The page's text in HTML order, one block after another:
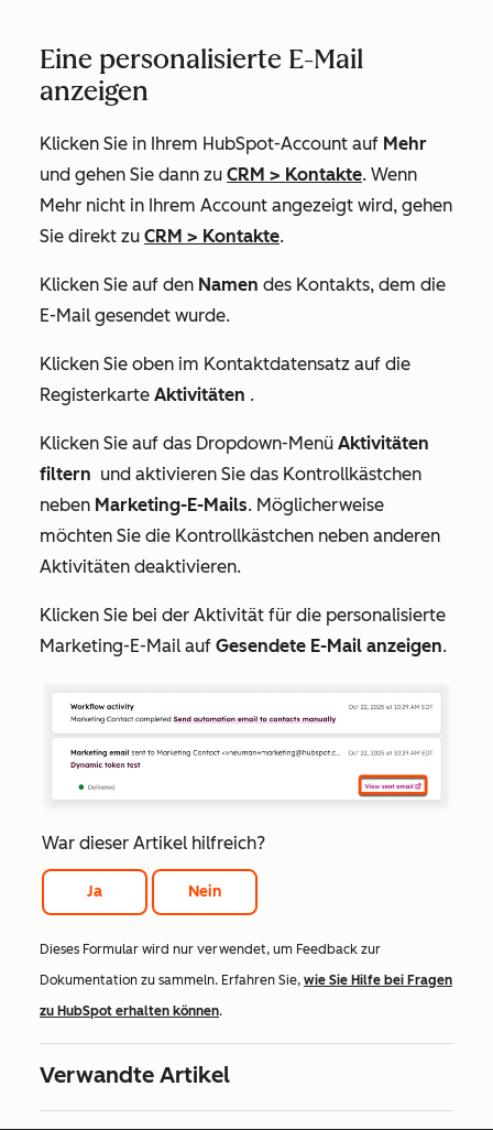
Eine personalisierte E-Mail
anzeigen
Klicken Sie in Ihrem HubSpot-Account auf Mehr
und gehen Sie dann zu CRM > Kontakte. Wenn
Mehr nicht in Ihrem Account angezeigt wird, gehen
Sie direkt zu CRM > Kontakte.
Klicken Sie auf den Namen des Kontakts, dem die
E-Mail gesendet wurde.
Klicken Sie oben im Kontaktdatensatz auf die
Registerkarte Aktivitäten .
Klicken Sie auf das Dropdown-Menü Aktivitäten
filtern und aktivieren Sie das Kontrollkästchen
neben Marketing-E-Mails. Möglicherweise
möchten Sie die Kontrollkästchen neben anderen
Aktivitäten deaktivieren.
Klicken Sie bei der Aktivität für die personalisierte
Marketing-E-Mail auf Gesendete E-Mail anzeigen.
War dieser Artikel hilfreich?
Ja Nein
Dieses Formular wird nur verwendet, um Feedback zur
Dokumentation zu sammeln. Erfahren Sie, wie Sie Hilfe bei Fragen
zu HubSpot erhalten können.
Verwandte Artikel